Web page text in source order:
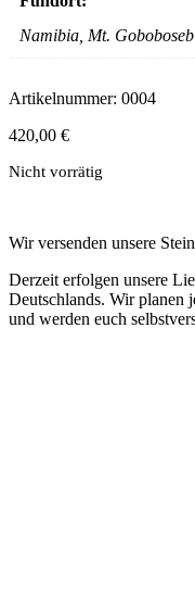
Namibia, Mt. Goboboseb
Artikelnummer: 0004
420,00 €
Nicht vorrätig
Wir versenden unsere
Derzeit erfolgen unsere
Deutschlands. Wir planen
und werden euch